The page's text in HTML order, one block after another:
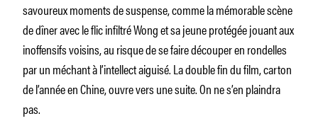
savoureux moments de suspense, comme la mémorable scène
de dîner avec le flic infiltré Wong et sa jeune protégée jouant aux
inoffensifs voisins, au risque de se faire découper en rondelles
par un méchant à l’intellect aiguisé. La double fin du film, carton
de l’année en Chine, ouvre vers une suite. On ne s’en plaindra
pas.